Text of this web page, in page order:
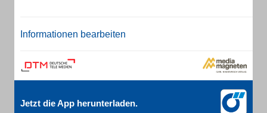
Informationen bearbeiten
Jetzt die App herunterladen.